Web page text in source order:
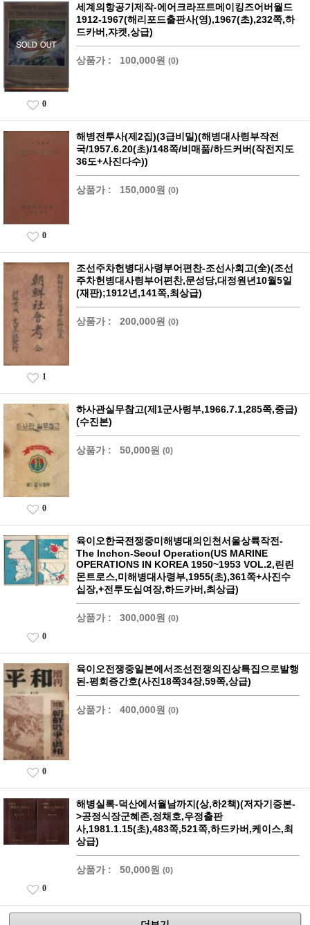
세계의항공기제작-에어크라프트메이킹즈어버월드
1912-1967(해리포드출판사(영),1967(초),232쪽,하
드카버,쟈켓,상급)
상품가 : 100,000원 (0)
0
해병전투사(제2집)(3급비밀)(해병대사령부작전
국/1957.6.20(초)/148쪽/비매품/하드커버(작전지도
36도+사진다수))
상품가 : 150,000원 (0)
0
조선주차헌병대사령부어편찬-조선사회고(全)(조선
주차헌병대사령부어편찬,문성당,대정원년10월5일
(재판);1912년,141쪽,최상급)
상품가 : 200,000원 (0)
1
하사관실무참고(제1군사령부,1966.7.1,285쪽,중급)
(수진본)
상품가 : 50,000원 (0)
0
육이오한국전쟁중미해병대의인천서울상륙작전-
The Inchon-Seoul Operation(US MARINE
OPERATIONS IN KOREA 1950~1953 VOL.2,린린
몬트로스,미해병대사령부,1955(초),361쪽+사진수
십장,+전투도십여장,하드카버,최상급)
상품가 : 300,000원 (0)
0
육이오전쟁중일본에서조선전쟁의진상특집으로발행
된-평회증간호(사진18쪽34장,59쪽,상급)
상품가 : 400,000원 (0)
0
해병실록-덕산에서월남까지(상,하2책)(저자기증본-
>공정식장군혜존,정채호,우정출판
사,1981.1.15(초),483쪽,521쪽,하드카버,케이스,최
상급)
상품가 : 50,000원 (0)
0